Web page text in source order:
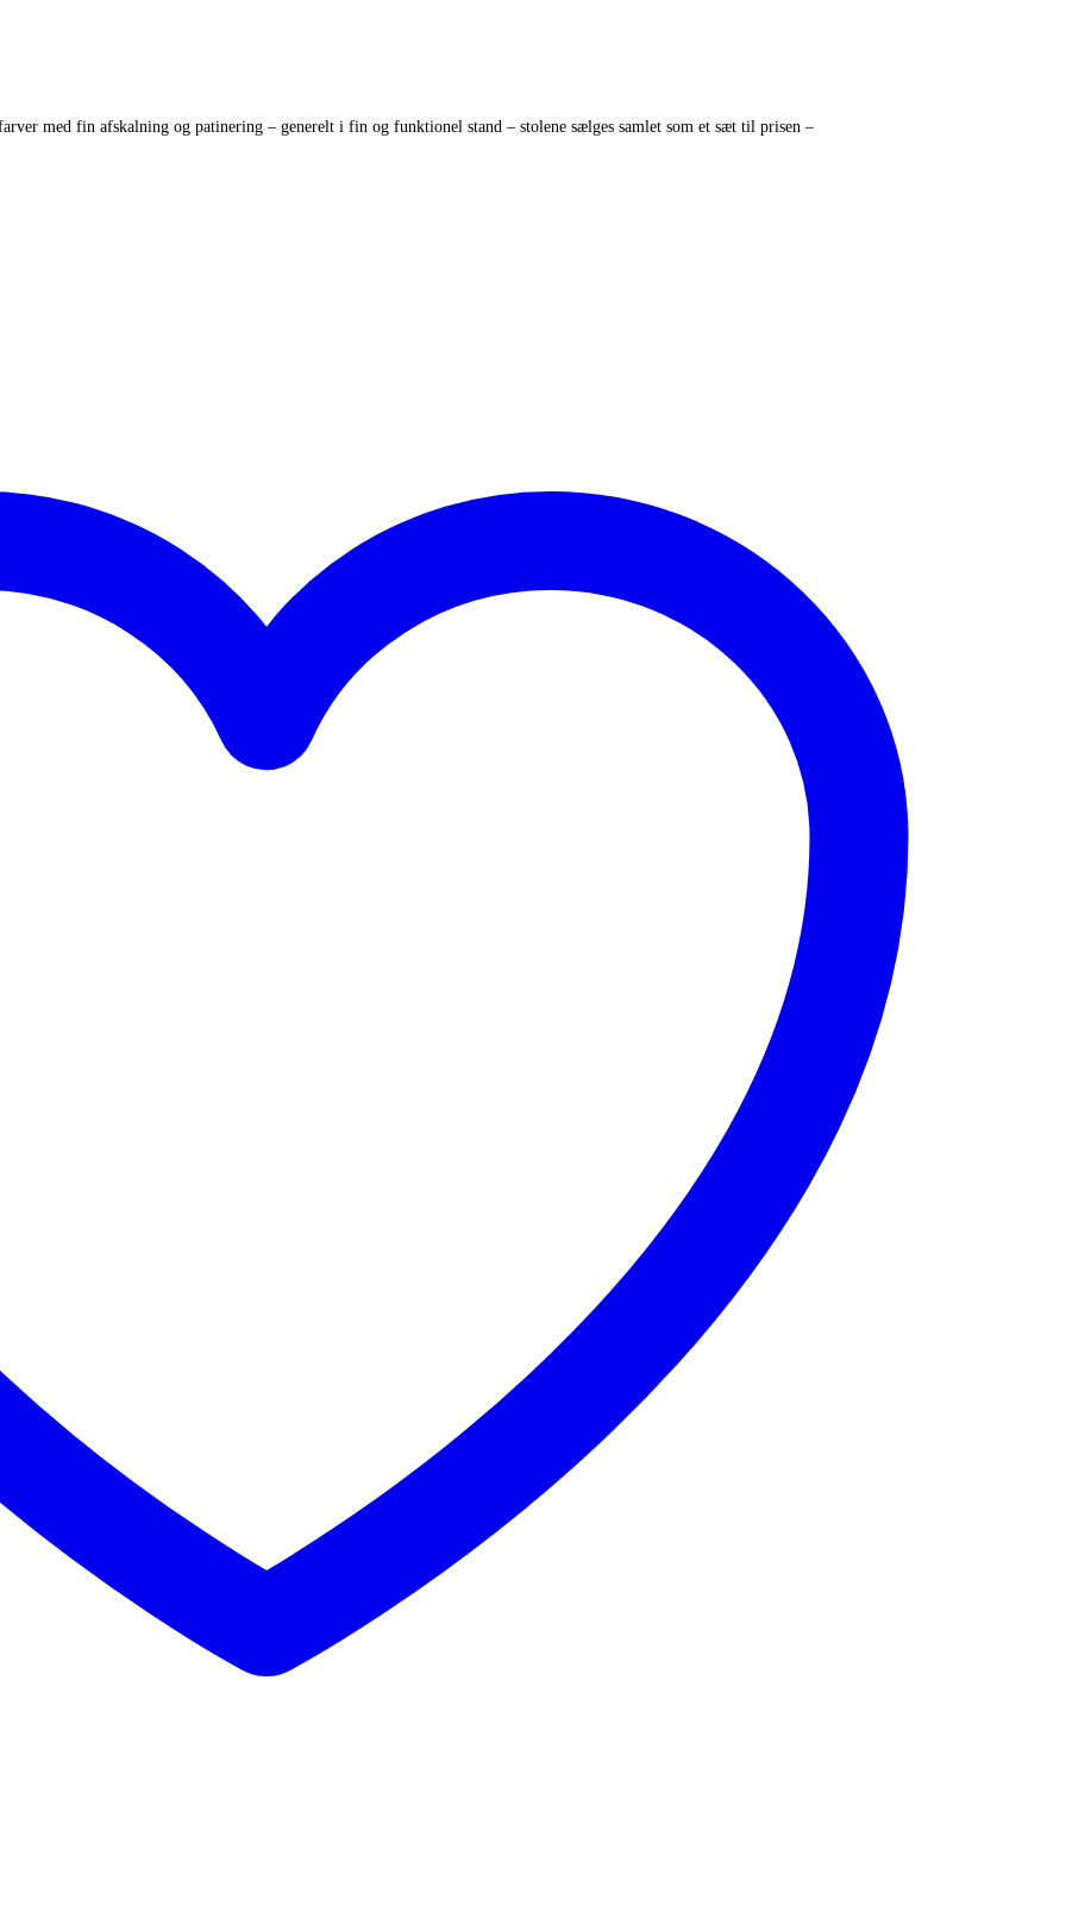
med fin afskalning og patinering – generelt i fin og funktionel stand – stolene sælges samlet som et sæt til prisen –